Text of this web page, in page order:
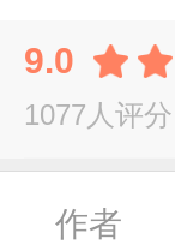
9.0
1077人评分
作者